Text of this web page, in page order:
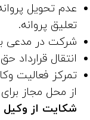
عدم تحویل
تعلیق پروانه.
شرکت در مدعی‌
انتقال قرارداد
تمرکز فعالیت
از محل مجاز
شکایت از وکیل